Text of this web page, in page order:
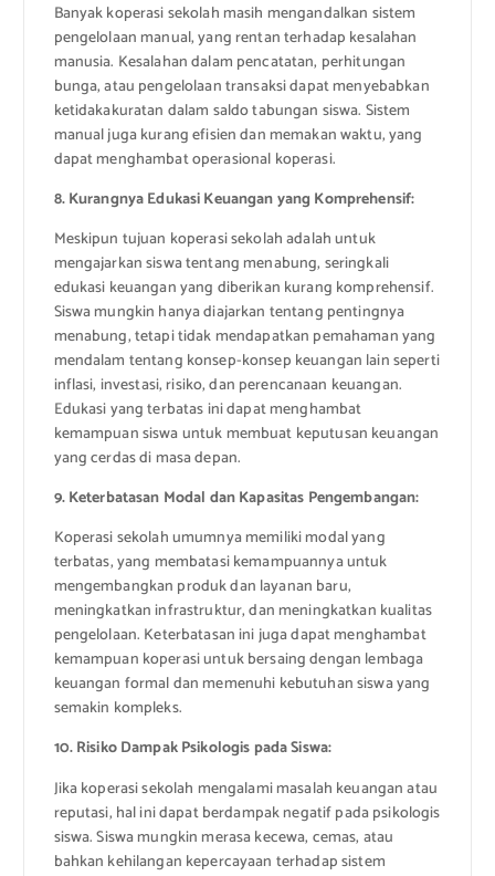
Banyak koperasi sekolah masih mengandalkan sistem
pengelolaan manual, yang rentan terhadap kesalahan
manusia. Kesalahan dalam pencatatan, perhitungan
bunga, atau pengelolaan transaksi dapat menyebabkan
ketidakakuratan dalam saldo tabungan siswa. Sistem
manual juga kurang efisien dan memakan waktu, yang
dapat menghambat operasional koperasi.
8. Kurangnya Edukasi Keuangan yang Komprehensif:
Meskipun tujuan koperasi sekolah adalah untuk
mengajarkan siswa tentang menabung, seringkali
edukasi keuangan yang diberikan kurang komprehensif.
Siswa mungkin hanya diajarkan tentang pentingnya
menabung, tetapi tidak mendapatkan pemahaman yang
mendalam tentang konsep-konsep keuangan lain seperti
inflasi, investasi, risiko, dan perencanaan keuangan.
Edukasi yang terbatas ini dapat menghambat
kemampuan siswa untuk membuat keputusan keuangan
yang cerdas di masa depan.
9. Keterbatasan Modal dan Kapasitas Pengembangan:
Koperasi sekolah umumnya memiliki modal yang
terbatas, yang membatasi kemampuannya untuk
mengembangkan produk dan layanan baru,
meningkatkan infrastruktur, dan meningkatkan kualitas
pengelolaan. Keterbatasan ini juga dapat menghambat
kemampuan koperasi untuk bersaing dengan lembaga
keuangan formal dan memenuhi kebutuhan siswa yang
semakin kompleks.
10. Risiko Dampak Psikologis pada Siswa:
Jika koperasi sekolah mengalami masalah keuangan atau
reputasi, hal ini dapat berdampak negatif pada psikologis
siswa. Siswa mungkin merasa kecewa, cemas, atau
bahkan kehilangan kepercayaan terhadap sistem